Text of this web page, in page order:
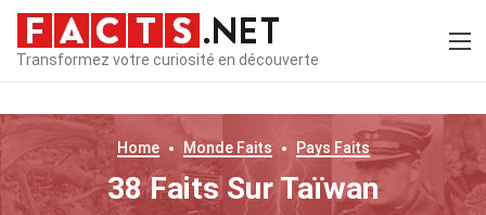
Transformez votre curiosité en découverte
Home MondeFaits Pays Faits
38 Faits Sur Taïwan